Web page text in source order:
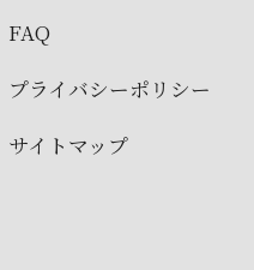
FAQ
プライバシーポリシー
サイトマップ